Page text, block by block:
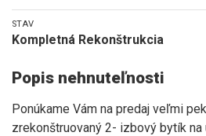
STAV
Kompletná Rekonštrukcia
Popis nehnuteľnosti
Ponúkame Vám na predaj veľmi
zrekonštruovaný 2- izbový bytík na